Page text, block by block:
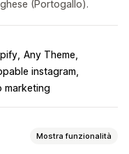
(Portogallo).
Any Theme
instagram
marketing
Mostra funzionalità